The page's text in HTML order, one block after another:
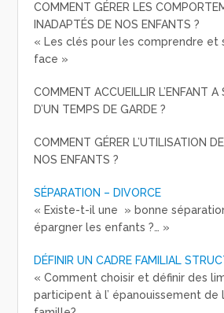
COMMENT GÉRER LES
INADAPTÉS DE NOS ENFANTS ?
« Les clés pour les comprendre et
face »
COMMENT ACCUEILLIR L’ENFANT A
D’UN TEMPS DE GARDE ?
COMMENT GÉRER L’UTILISATION
NOS ENFANTS ?
SÉPARATION – DIVORCE
« Existe-t-il une » bonne
épargner les enfants ?… »
DÉFINIR UN CADRE FAMILIAL
« Comment choisir et définir des
participent à l’ épanouissement de